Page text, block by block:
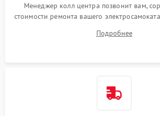
Менеджер колл центра позвонит вам,
стоимости ремонта вашего
Подробнее